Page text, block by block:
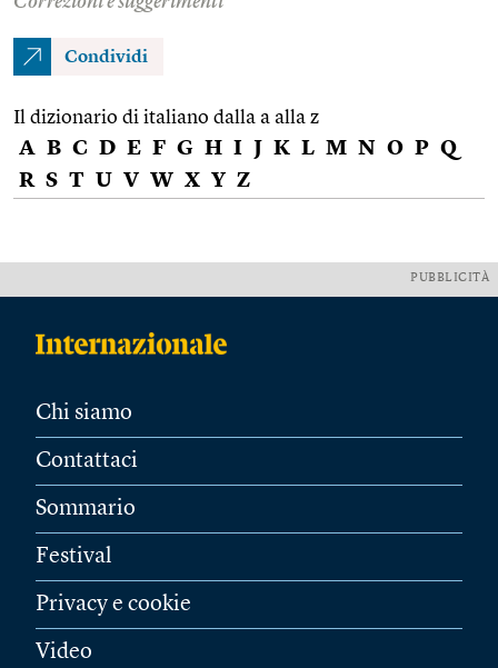
Condividi
Il dizionario di italiano dalla a alla z
A B C D E F G H I J K L M N O P Q
R S T U V W X Y Z
PUBBLICITÀ
Chi siamo
Contattaci
Sommario
Festival
Privacy e cookie
Video